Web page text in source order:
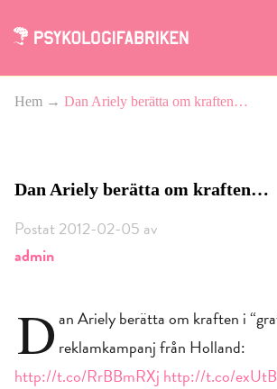
Hem → Dan Ariely berätta om kraften…
Dan Ariely berätta om kraften…
Postat 2012-02-05 av
admin
Dan Ariely berätta om kraften i
reklamkampanj från Holland:
http://t.co/RrBBmRXj http://t.co/